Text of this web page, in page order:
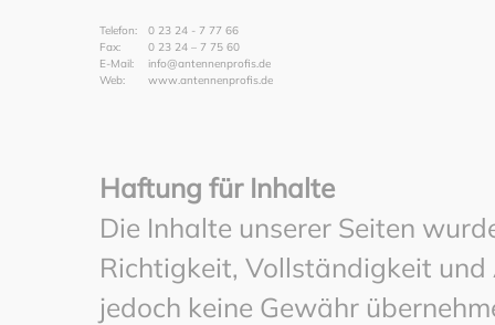
Telefon:
Fax:
E-Mail:
Web:
0 23 24 - 7 77 66
0 23 24 – 7 75 60
info@antennenprofis.de
www.antennenprofis.de
Haftung für Inhalte
Die Inhalte unserer Seiten
Richtigkeit, Vollständigkeit
jedoch keine Gewähr